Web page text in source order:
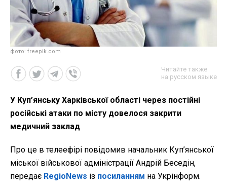
фото: freepik.com
Читайте также
на русском языке
У Куп’янську Харківської області через постійні
російські атаки по місту довелося закрити
медичний заклад
Про це в телеефірі повідомив начальник Куп’янської
міської військової адміністрації Андрій Беседін,
передає RegioNews із посиланням на Укрінформ.